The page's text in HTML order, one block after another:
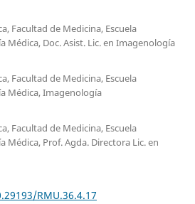
Facultad de Medicina, Escuela
Médica, Doc. Asist. Lic. en Imagenología
Facultad de Medicina, Escuela
Médica, Imagenología
Facultad de Medicina, Escuela
Médica, Prof. Agda. Directora Lic. en
RMU.36.4.17